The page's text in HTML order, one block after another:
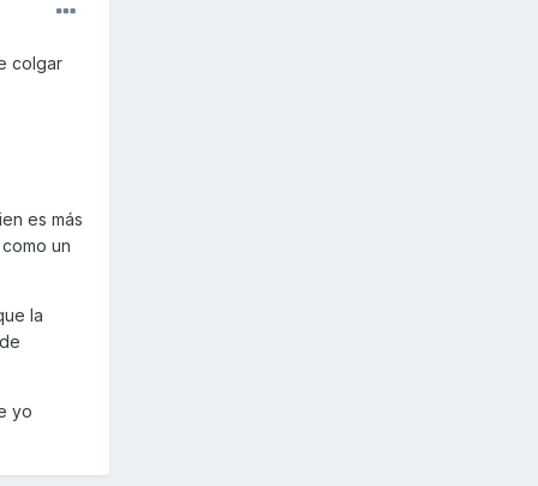
colgar
es más
un
la
yo